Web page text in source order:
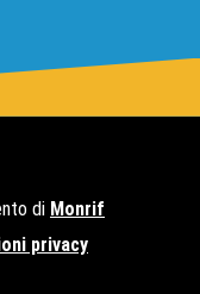
di Monrif
privacy